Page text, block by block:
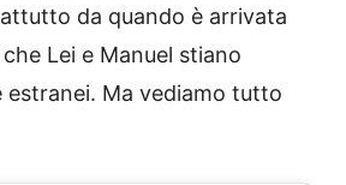
da quando è arrivata
Lei e Manuel stiano
estranei. Ma vediamo tutto